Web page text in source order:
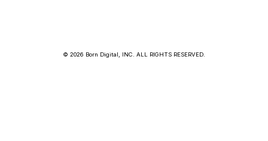
© 2026 Born Digital, INC. ALL RIGHTS RESERVED.